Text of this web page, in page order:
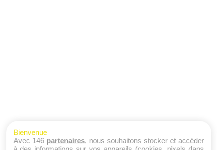
Bienvenue
Avec 146 partenaires, nous souhaitons stocker et accéder